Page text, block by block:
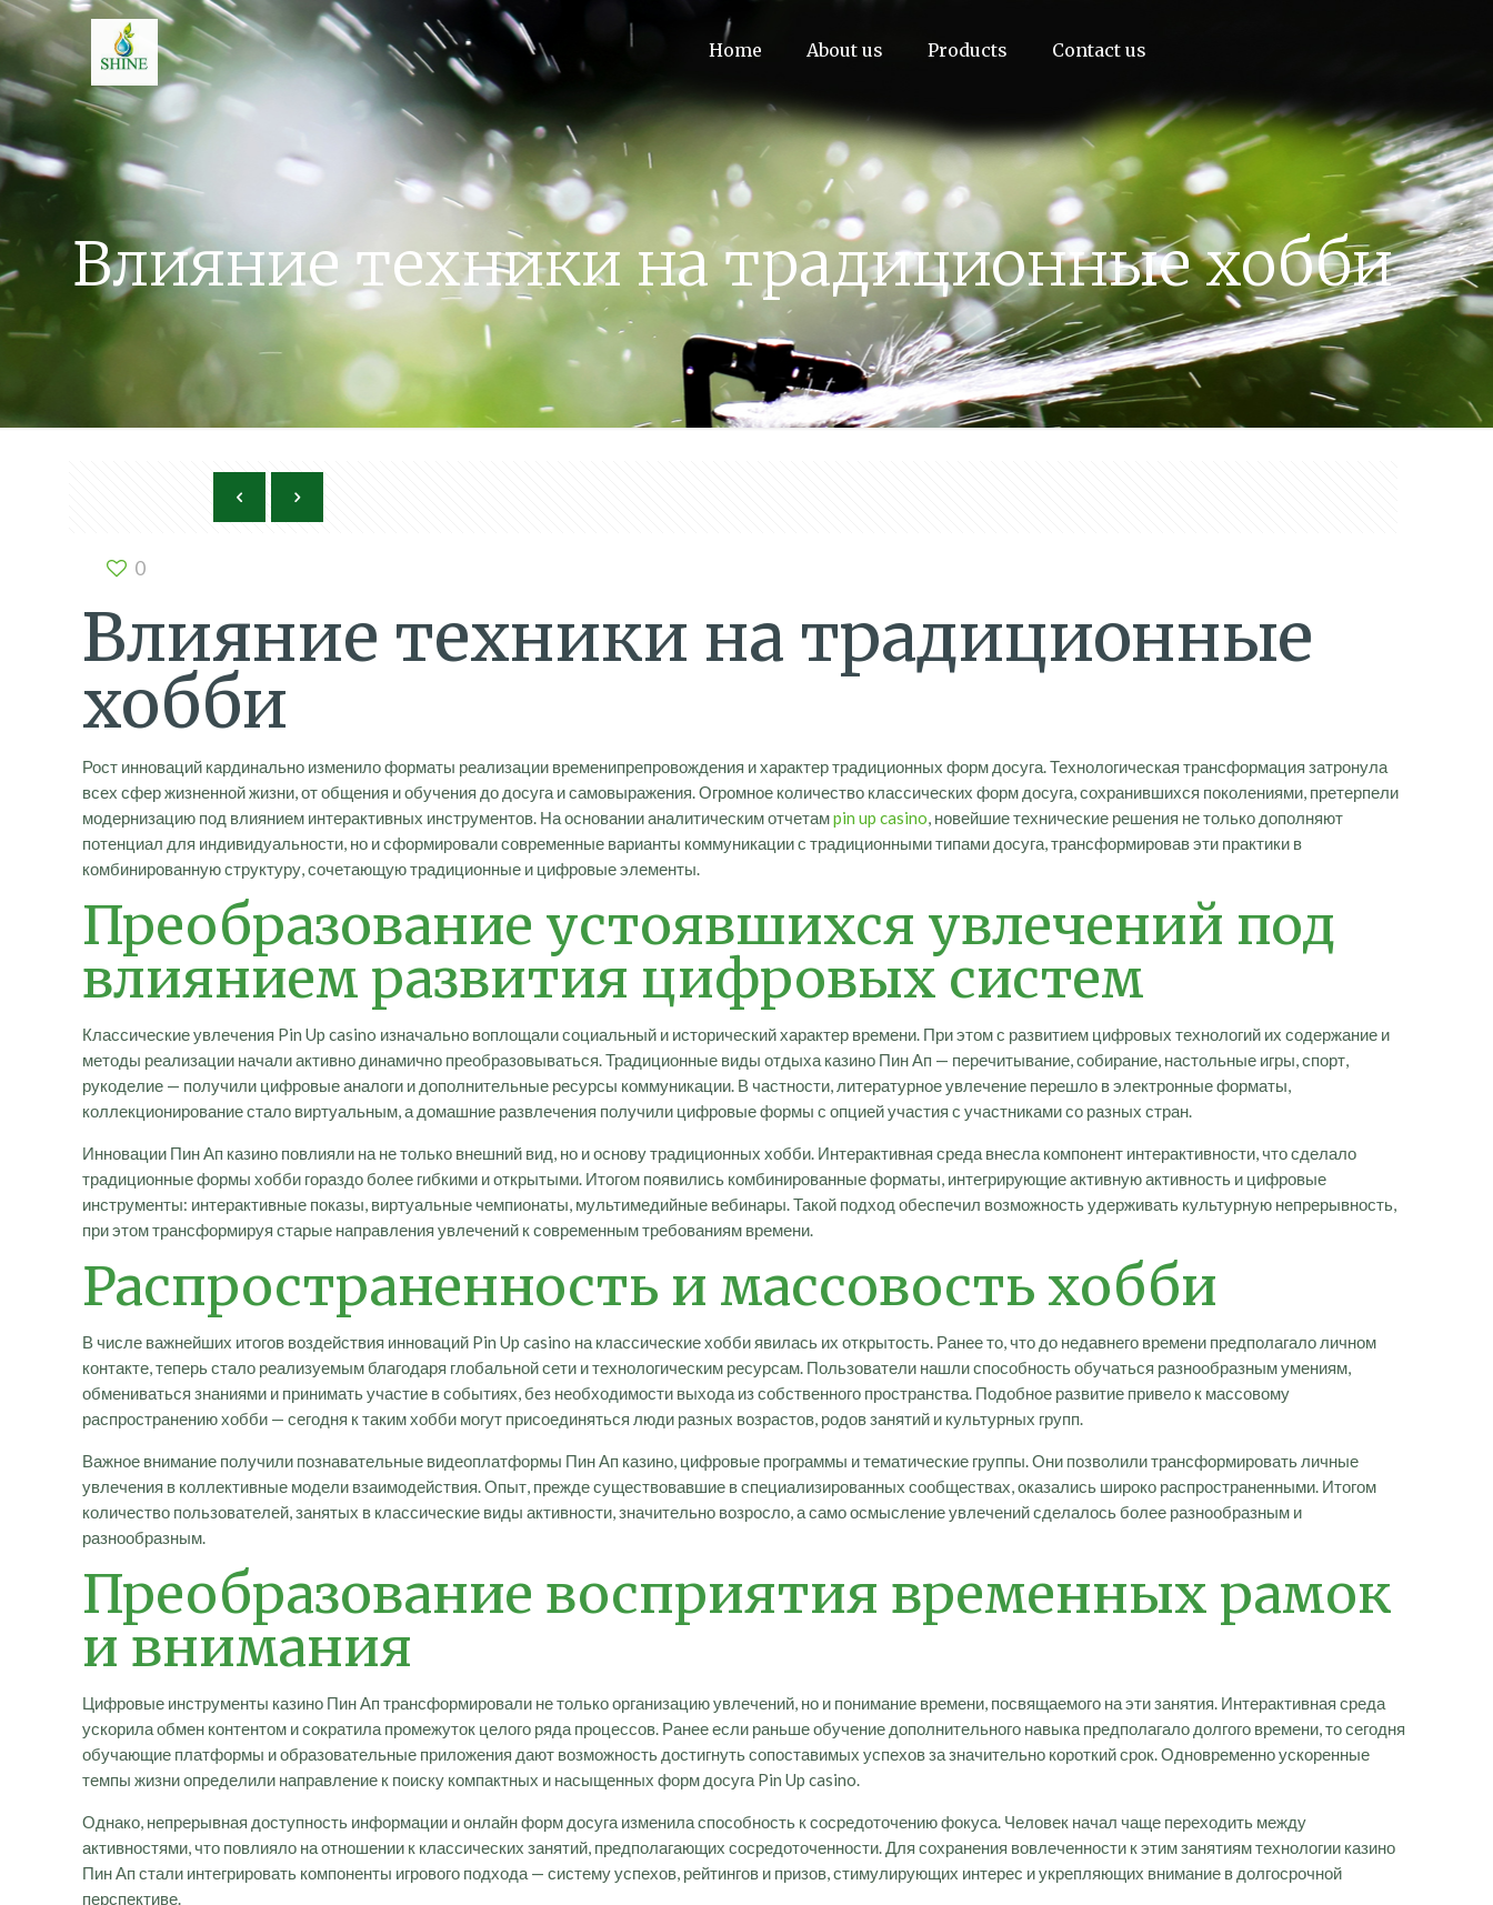
Home About us Products Contact us
Влияние техники на традиционные хобби
0
Влияние техники на традиционные
хобби
Рост инноваций кардинально изменило форматы реализации временипрепровождения и характер традиционных форм досуга. Технологическая трансформация затронула
всех сфер жизненной жизни, от общения и обучения до досуга и самовыражения. Огромное количество классических форм досуга, сохранившихся поколениями, претерпели
модернизацию под влиянием интерактивных инструментов. На основании аналитическим отчетамpin up casino, новейшие технические решения не только дополняют
потенциал для индивидуальности, но и сформировали современные варианты коммуникации с традиционными типами досуга, трансформировав эти практики в
комбинированную структуру, сочетающую традиционные и цифровые элементы.
Преобразование устоявшихся увлечений под
влиянием развития цифровых систем
Классические увлечения Pin Up casino изначально воплощали социальный и исторический характер времени. При этом с развитием цифровых технологий их содержание и
методы реализации начали активно динамично преобразовываться. Традиционные виды отдыха казино Пин Ап — перечитывание, собирание, настольные игры, спорт,
рукоделие — получили цифровые аналоги и дополнительные ресурсы коммуникации. В частности, литературное увлечение перешло в электронные форматы,
коллекционирование стало виртуальным, а домашние развлечения получили цифровые формы с опцией участия с участниками со разных стран.
Инновации Пин Ап казино повлияли на не только внешний вид, но и основу традиционных хобби. Интерактивная среда внесла компонент интерактивности, что сделало
традиционные формы хобби гораздо более гибкими и открытыми. Итогом появились комбинированные форматы, интегрирующие активную активность и цифровые
инструменты: интерактивные показы, виртуальные чемпионаты, мультимедийные вебинары. Такой подход обеспечил возможность удерживать культурную непрерывность,
при этом трансформируя старые направления увлечений к современным требованиям времени.
Распространенность и массовость хобби
В числе важнейших итогов воздействия инноваций Pin Up casino на классические хобби явилась их открытость. Ранее то, что до недавнего времени предполагало личном
контакте, теперь стало реализуемым благодаря глобальной сети и технологическим ресурсам. Пользователи нашли способность обучаться разнообразным умениям,
обмениваться знаниями и принимать участие в событиях, без необходимости выхода из собственного пространства. Подобное развитие привело к массовому
распространению хобби — сегодня к таким хобби могут присоединяться люди разных возрастов, родов занятий и культурных групп.
Важное внимание получили познавательные видеоплатформы Пин Ап казино, цифровые программы и тематические группы. Они позволили трансформировать личные
увлечения в коллективные модели взаимодействия. Опыт, прежде существовавшие в специализированных сообществах, оказались широко распространенными. Итогом
количество пользователей, занятых в классические виды активности, значительно возросло, а само осмысление увлечений сделалось более разнообразным и
разнообразным.
Преобразование восприятия временных рамок
и внимания
Цифровые инструменты казино Пин Ап трансформировали не только организацию увлечений, но и понимание времени, посвящаемого на эти занятия. Интерактивная среда
ускорила обмен контентом и сократила промежуток целого ряда процессов. Ранее если раньше обучение дополнительного навыка предполагало долгого времени, то сегодня
обучающие платформы и образовательные приложения дают возможность достигнуть сопоставимых успехов за значительно короткий срок. Одновременно ускоренные
темпы жизни определили направление к поиску компактных и насыщенных форм досуга Pin Up casino.
Однако, непрерывная доступность информации и онлайн форм досуга изменила способность к сосредоточению фокуса. Человек начал чаще переходить между
активностями, что повлияло на отношении к классических занятий, предполагающих сосредоточенности. Для сохранения вовлеченности к этим занятиям технологии казино
Пин Ап стали интегрировать компоненты игрового подхода — систему успехов, рейтингов и призов, стимулирующих интерес и укрепляющих внимание в долгосрочной
перспективе.